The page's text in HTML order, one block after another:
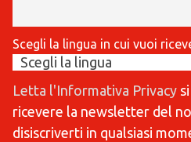
Scegli la lingua in cui vuoi
Letta l'Informativa Privacy
ricevere la newsletter del
disiscriverti in qualsiasi